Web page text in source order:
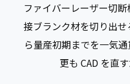
ファイバーレーザー切
接ブランク材を切り出
ら量産初期までを一気
更も CAD を直